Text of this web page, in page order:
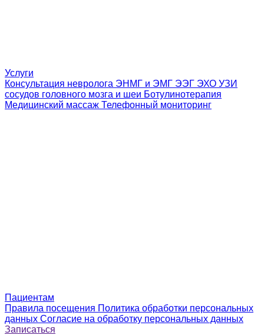
Услуги
Консультация невролога ЭНМГ и ЭМГ ЭЭГ ЭХО УЗИ
сосудов головного мозга и шеи Ботулинотерапия
Медицинский массаж Телефонный мониторинг
Пациентам
Правила посещения Политика обработки персональных
данных Согласие на обработку персональных данных
Записаться